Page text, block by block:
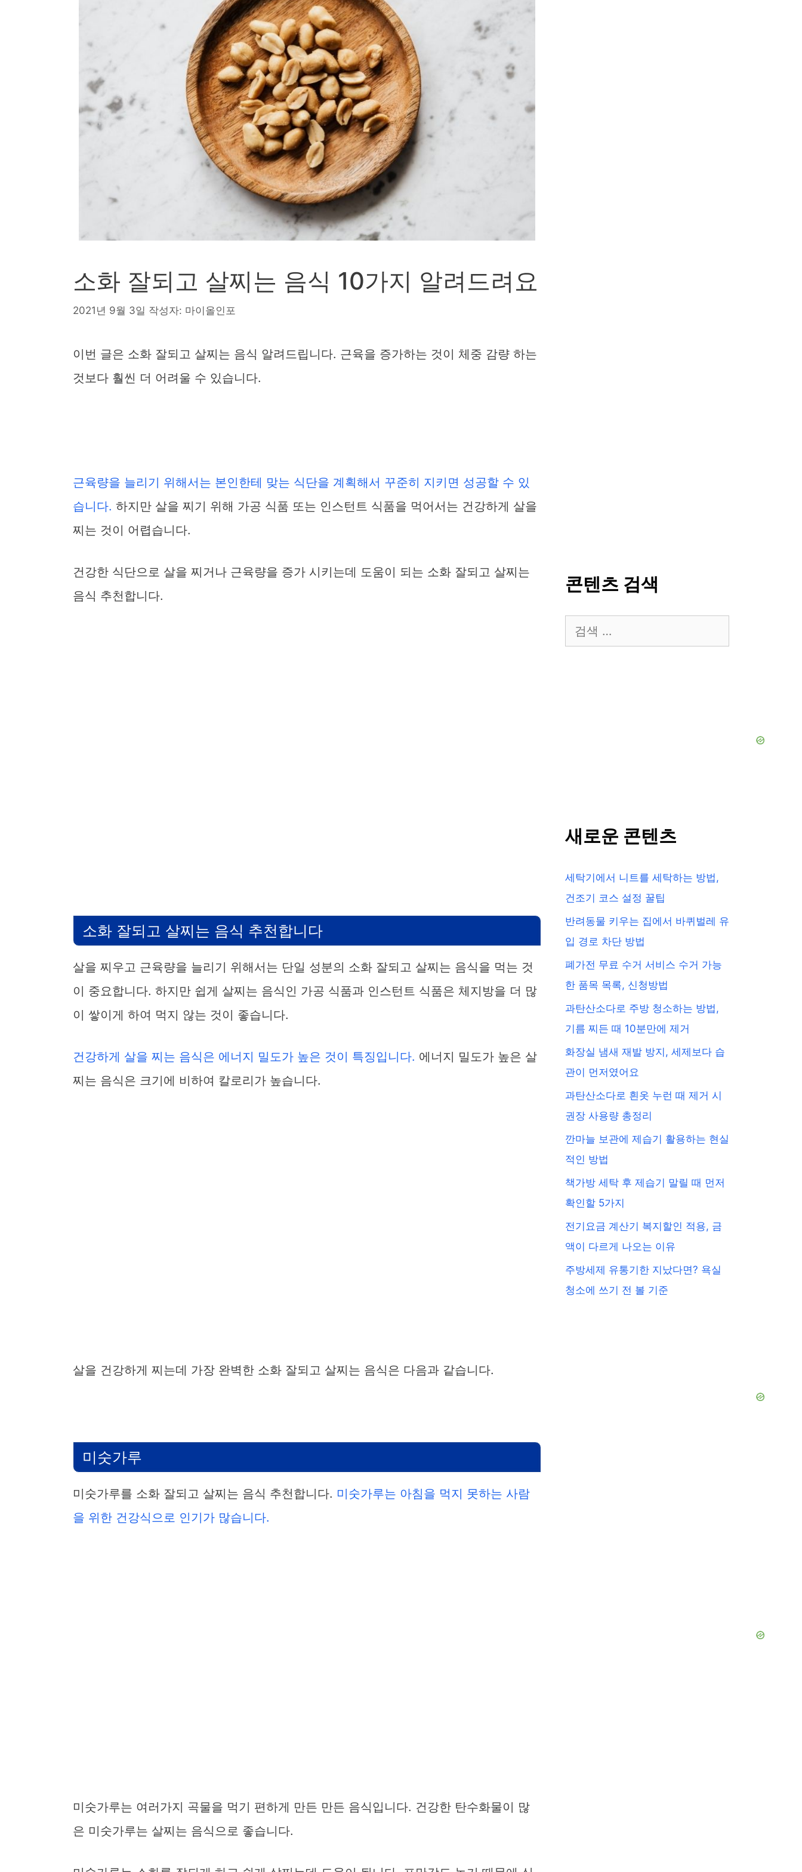
소화 잘되고 살찌는 음식 10가지 알려드려요
2021년 9월 3일 작성자: 마이올인포
이번 글은 소화 잘되고 살찌는 음식 알려드립니다. 근육을 증가하는 것이 체중 감량 하는
것보다 훨씬 더 어려울 수 있습니다.
근육량을 늘리기 위해서는 본인한테 맞는 식단을 계획해서 꾸준히 지키면 성공할 수 있
습니다. 하지만 살을 찌기 위해 가공 식품 또는 인스턴트 식품을 먹어서는 건강하게 살을
찌는 것이 어렵습니다.
건강한 식단으로 살을 찌거나 근육량을 증가 시키는데 도움이 되는 소화 잘되고 살찌는
음식 추천합니다.
소화 잘되고 살찌는 음식 추천합니다
살을 찌우고 근육량을 늘리기 위해서는 단일 성분의 소화 잘되고 살찌는 음식을 먹는 것
이 중요합니다. 하지만 쉽게 살찌는 음식인 가공 식품과 인스턴트 식품은 체지방을 더 많
이 쌓이게 하여 먹지 않는 것이 좋습니다.
건강하게 살을 찌는 음식은 에너지 밀도가 높은 것이 특징입니다. 에너지 밀도가 높은 살
찌는 음식은 크기에 비하여 칼로리가 높습니다.
살을 건강하게 찌는데 가장 완벽한 소화 잘되고 살찌는 음식은 다음과 같습니다.
미숫가루
미숫가루를 소화 잘되고 살찌는 음식 추천합니다. 미숫가루는 아침을 먹지 못하는 사람
을 위한 건강식으로 인기가 많습니다.
미숫가루는 여러가지 곡물을 먹기 편하게 만든 만든 음식입니다. 건강한 탄수화물이 많
은 미숫가루는 살찌는 음식으로 좋습니다.
콘텐츠 검색
색:
새로운 콘텐츠
세탁기에서 니트를 세탁하는 방법,
건조기 코스 설정 꿀팁
반려동물 키우는 집에서 바퀴벌레 유
입 경로 차단 방법
폐가전 무료 수거 서비스 수거 가능
한 품목 목록, 신청방법
과탄산소다로 주방 청소하는 방법,
기름 찌든 때 10분만에 제거
화장실 냄새 재발 방지, 세제보다 습
관이 먼저였어요
과탄산소다로 흰옷 누런 때 제거 시
권장 사용량 총정리
깐마늘 보관에 제습기 활용하는 현실
적인 방법
책가방 세탁 후 제습기 말릴 때 먼저
확인할 5가지
전기요금 계산기 복지할인 적용, 금
액이 다르게 나오는 이유
주방세제 유통기한 지났다면? 욕실
청소에 쓰기 전 볼 기준